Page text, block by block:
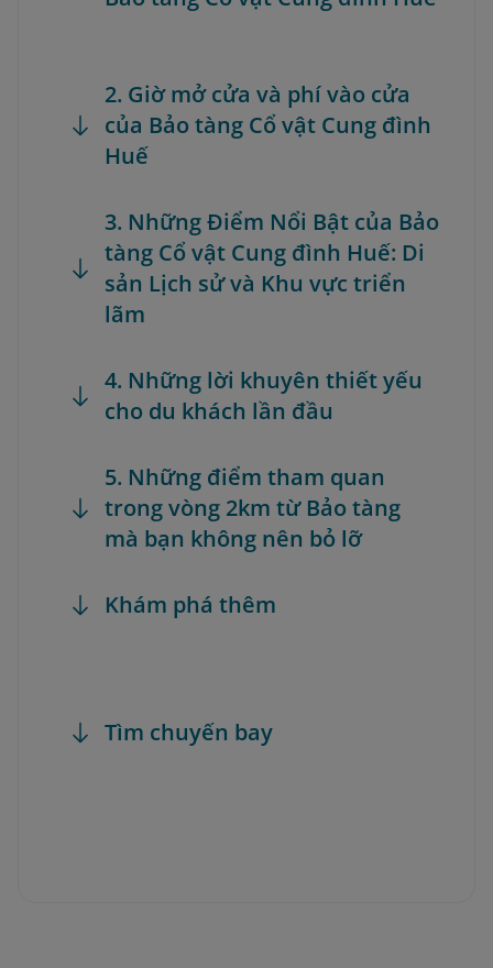
2. Giờ mở cửa và phí vào cửa
của Bảo tàng Cổ vật Cung đình
Huế
3. Những Điểm Nổi Bật của Bảo
tàng Cổ vật Cung đình Huế: Di
sản Lịch sử và Khu vực triển
lãm
4. Những lời khuyên thiết yếu
cho du khách lần đầu
5. Những điểm tham quan
trong vòng 2km từ Bảo tàng
mà bạn không nên bỏ lỡ
Khám phá thêm
Tìm chuyến bay